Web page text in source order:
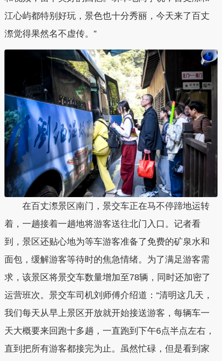
江心屿都特别好玩，景色也十分秀丽，今天来了百丈
漈觉得果然名不虚传。”
在百丈漈景区南门，景交车正在马不停蹄地运转
着，一趟接着一趟地将游客送往北门入口。记者看
到，景区还贴心地为等车游客准备了免费的矿泉水和
面包，缓解游客等待时的焦急情绪。为了满足游客需
求，该景区将景交车数量增加至78辆，同时还加密了
运营班次。景交车司机刘师傅介绍道：“清明这几天，
我们每天从早上景区开放就开始接送游客，每辆车一
天大概要来回跑十多趟，一直跑到下午6点半点左右，
直到把所有游客都接完为止。虽然忙碌，但是看到家